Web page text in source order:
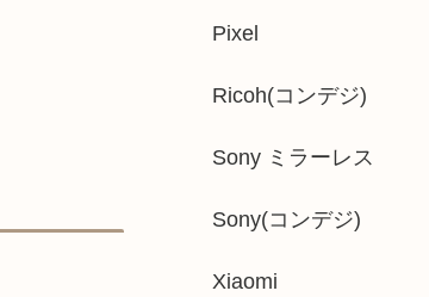
Pixel
Ricoh(コンデジ)
Sony ミラーレス
Sony(コンデジ)
Xiaomi